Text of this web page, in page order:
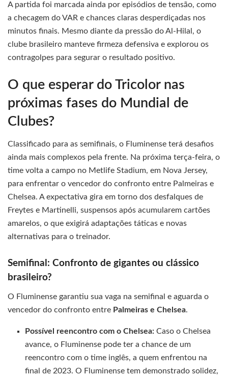
A partida foi marcada ainda por episódios de tensão, como
a checagem do VAR e chances claras desperdiçadas nos
minutos finais. Mesmo diante da pressão do Al-Hilal, o
clube brasileiro manteve firmeza defensiva e explorou os
contragolpes para segurar o resultado positivo.
O que esperar do Tricolor nas
próximas fases do Mundial de
Clubes?
Classificado para as semifinais, o Fluminense terá desafios
ainda mais complexos pela frente. Na próxima terça-feira, o
time volta a campo no Metlife Stadium, em Nova Jersey,
para enfrentar o vencedor do confronto entre Palmeiras e
Chelsea. A expectativa gira em torno dos desfalques de
Freytes e Martinelli, suspensos após acumularem cartões
amarelos, o que exigirá adaptações táticas e novas
alternativas para o treinador.
Semifinal: Confronto de gigantes ou clássico
brasileiro?
O Fluminense garantiu sua vaga na semifinal e aguarda o
vencedor do confronto entre Palmeiras e Chelsea.
Possível reencontro com o Chelsea: Caso o Chelsea
avance, o Fluminense pode ter a chance de um
reencontro com o time inglês, a quem enfrentou na
final de 2023. O Fluminense tem demonstrado solidez,